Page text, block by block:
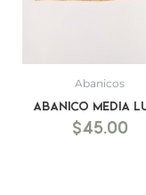
Abanicos
Abanico Media
$45.00